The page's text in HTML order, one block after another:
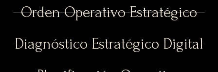
Orden Operativo Estratégico
Diagnóstico Estratégico Digital